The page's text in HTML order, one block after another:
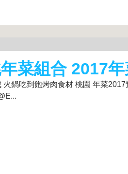
菜組合 2017
鍋吃到飽烤肉食材 桃園 年菜